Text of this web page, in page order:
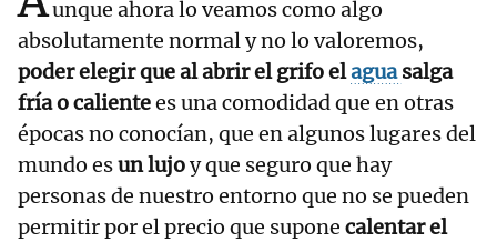
unque ahora lo veamos como algo
absolutamente normal y no lo valoremos,
poder elegir que al abrir el grifo elaguasalga
fría o calientees una comodidad que en otras
épocas no conocían, que en algunos lugares del
mundo esun lujoy que seguro que hay
personas de nuestro entorno que no se pueden
permitir por el precio que supone calentar el